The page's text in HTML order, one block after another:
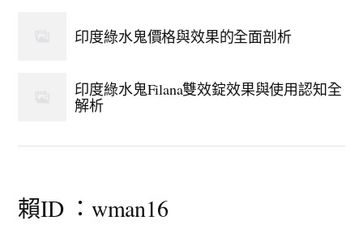
印度綠水鬼價格與效果的全面剖析
印度綠水鬼Filana雙效錠效果與使用認知全
解析
賴ID ：wman16